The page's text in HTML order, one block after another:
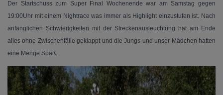
Der Startschuss zum Super Final Wochenende war am Samstag gegen
19:00Uhr mit einem Nightrace was immer als Highlight einzustufen ist. Nach
anfänglichen Schwierigkeiten mit der Streckenausleuchtung hat am Ende
alles ohne Zwischenfälle geklappt und die Jungs und unser Mädchen hatten
eine Menge Spaß.